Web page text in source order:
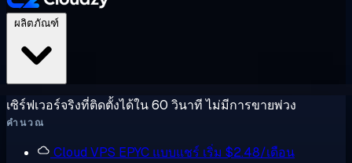
เซิร์ฟเวอร์จริงที่ติดตั้งได้ใน 60 วินาที ไม่มีการขายพ่วง
คำนวณ
Cloud VPS EPYC แบบแชร์ เริ่ม $2.48/เดือน